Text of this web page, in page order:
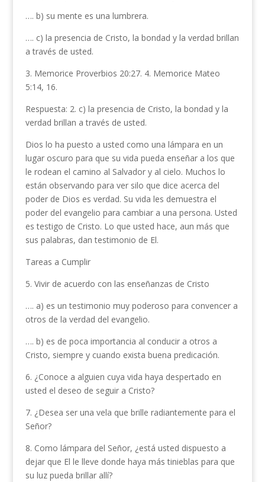
…. b) su mente es una lumbrera.
…. c) la presencia de Cristo, la bon­dad y la verdad brillan
a través de usted.
3. Memorice Proverbios 20:27. 4. Memorice Mateo
5:14, 16.
Respuesta: 2. c) la presencia de Cristo, la bondad y la
verdad brillan a través de usted.
Dios lo ha puesto a usted como una lámpara en un
lugar oscuro para que su vida pueda enseñar a los que
le rodean el camino al Salvador y al cielo. Muchos lo
están observando para ver silo que dice acerca del
poder de Dios es verdad. Su vida les demuestra el
poder del evangelio para cambiar a una persona. Usted
es testigo de Cristo. Lo que usted hace, aun más que
sus palabras, dan testimonio de El.
Tareas a Cumplir
5. Vivir de acuerdo con las enseñanzas de Cristo
…. a) es un testimonio muy podero­so para convencer a
otros de la verdad del evangelio.
…. b) es de poca importancia al con­ducir a otros a
Cristo, siempre y cuando exista buena predi­cación.
6. ¿Conoce a alguien cuya vida haya des­pertado en
usted el deseo de seguir a Cristo?
7. ¿Desea ser una vela que brille radiante­mente para el
Señor?
8. Como lámpara del Señor, ¿está usted dispuesto a
dejar que El le lleve donde haya más tinieblas para que
su luz pueda brillar allí?